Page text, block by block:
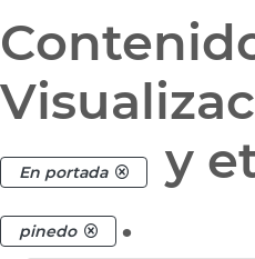
En portada y
pinedo .